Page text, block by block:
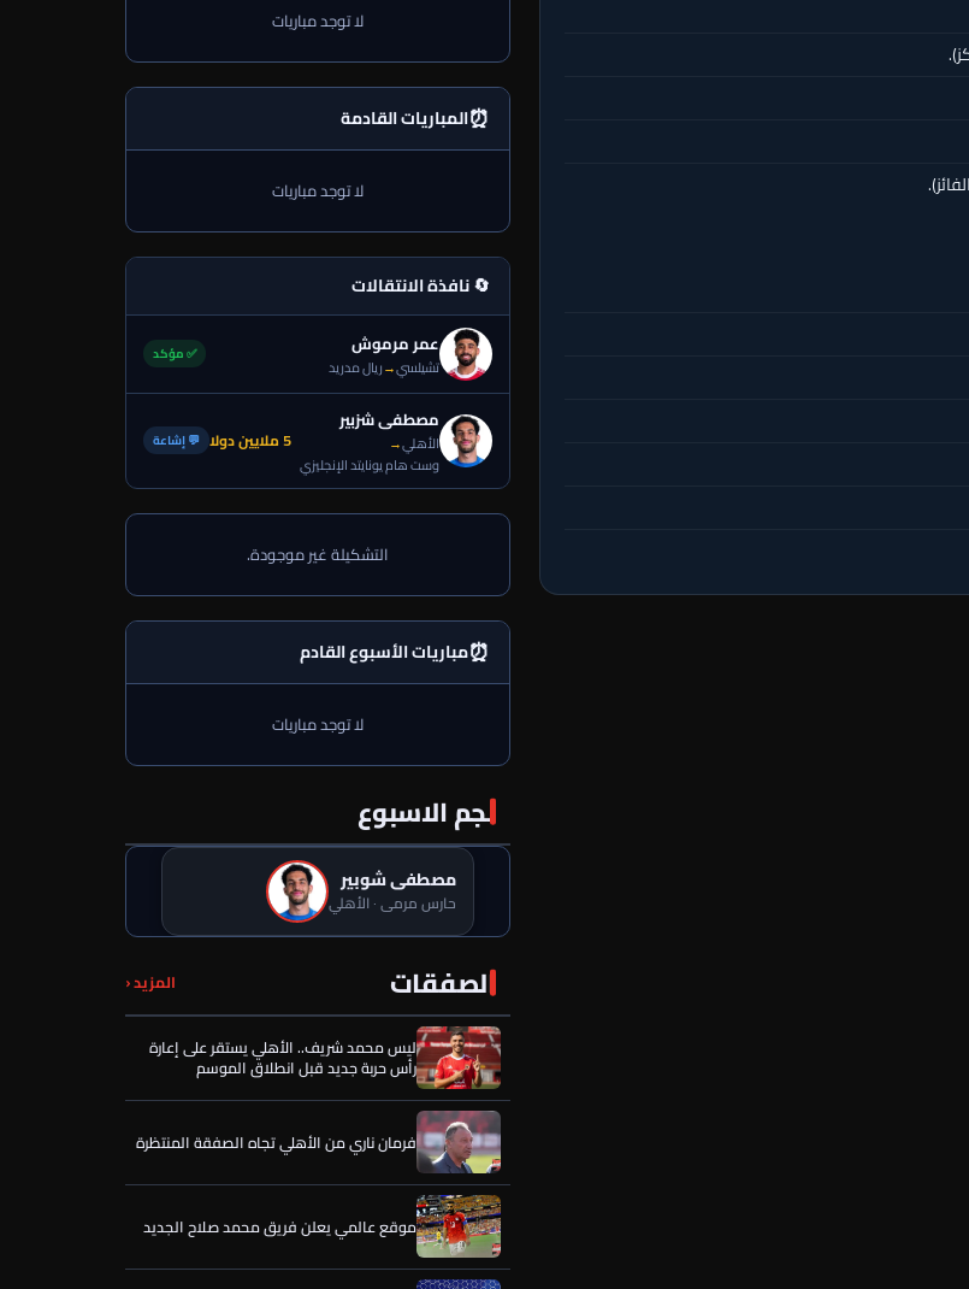
لا توجد مباريات
⏰المباريات القادمة
لا توجد مباريات
🔄 نافذة الانتقالات
عمر مرموش
تشيلسي→ريال مدريد
✅ مؤكد
مصطفى شزبير
الأهلي→
وست هام يونايتد الإنجليزي
5 ملايين دولا 💬 إشاعة
التشكيلة غير موجودة.
⏰مباريات الأسبوع القادم
لا توجد مباريات
نجم الاسبوع
مصطفى شوبير
حارس مرمى · الأهلي
الصفقات المزيد ‹بعد تحركات الأهلي وقرار الحسين عموتة
ليس محمد شريف.. الأهلي يستقر على إعارة
رأس حربة جديد قبل انطلاق الموسم
فرمان ناري من الأهلي تجاه الصفقة المنتظرة
موقع عالمي يعلن فريق محمد صلاح الجديد